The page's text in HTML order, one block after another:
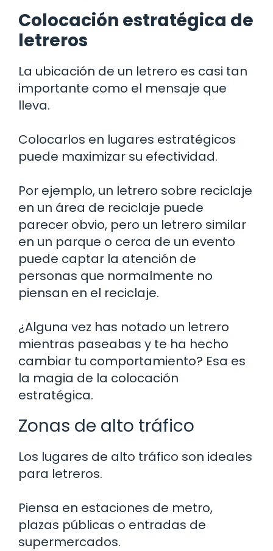
Colocación estratégica de
letreros
La ubicación de un letrero es casi tan
importante como el mensaje que
lleva.
Colocarlos en lugares estratégicos
puede maximizar su efectividad.
Por ejemplo, un letrero sobre reciclaje
en un área de reciclaje puede
parecer obvio, pero un letrero similar
en un parque o cerca de un evento
puede captar la atención de
personas que normalmente no
piensan en el reciclaje.
¿Alguna vez has notado un letrero
mientras paseabas y te ha hecho
cambiar tu comportamiento? Esa es
la magia de la colocación
estratégica.
Zonas de alto tráfico
Los lugares de alto tráfico son ideales
para letreros.
Piensa en estaciones de metro,
plazas públicas o entradas de
supermercados.